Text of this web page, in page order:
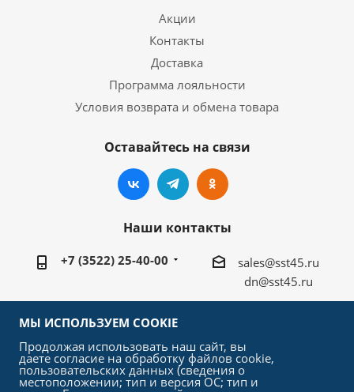
Акции
Контакты
Доставка
Программа лояльности
Условия возврата и обмена товара
Оставайтесь на связи
Наши контакты
+7 (3522) 25-40-00
sales@sst45.ru
dn@sst45.ru
640027, Россия, г.Курган, ул.Омская 76а
МЫ ИСПОЛЬЗУЕМ COOKIE
Продолжая использовать наш сайт, вы
даете согласие на обработку файлов cookie,
пользовательских данных (сведения о
местоположении; тип и версия ОС; тип и